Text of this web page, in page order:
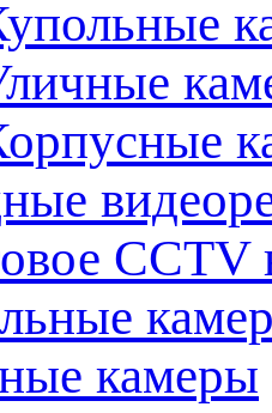
CCTV
камеры